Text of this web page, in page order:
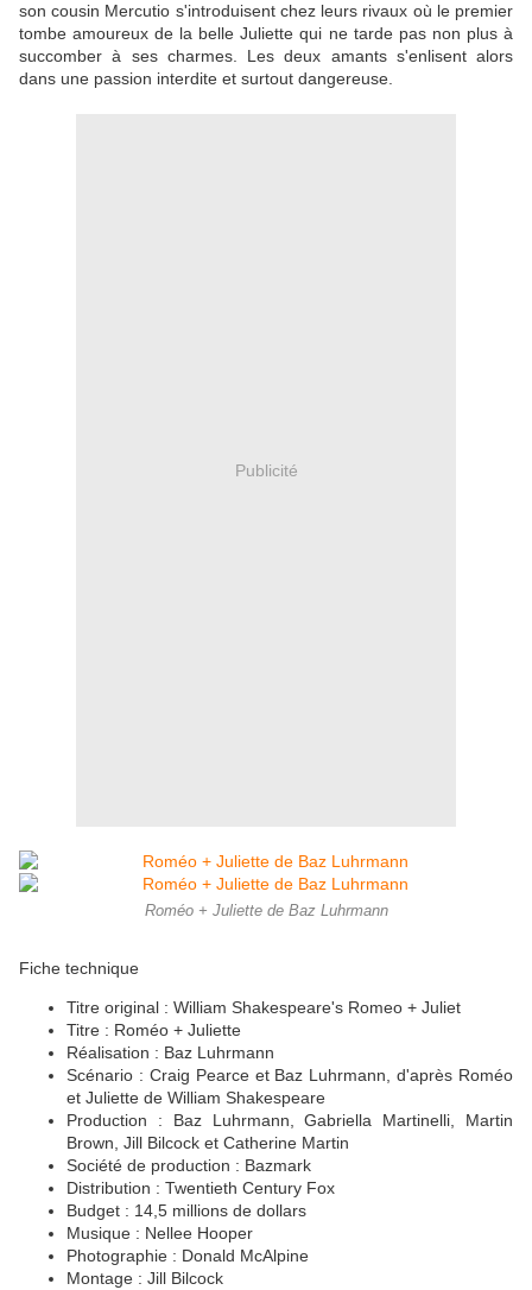
son cousin Mercutio s'introduisent chez leurs rivaux où le premier
tombe amoureux de la belle Juliette qui ne tarde pas non plus à
succomber à ses charmes. Les deux amants s'enlisent alors
dans une passion interdite et surtout dangereuse.
Publicité
Roméo + Juliette de Baz Luhrmann
Fiche technique
Titre original : William Shakespeare's Romeo + Juliet
Titre : Roméo + Juliette
Réalisation : Baz Luhrmann
Scénario : Craig Pearce et Baz Luhrmann, d'après Roméo
et Juliette de William Shakespeare
Production : Baz Luhrmann, Gabriella Martinelli, Martin
Brown, Jill Bilcock et Catherine Martin
Société de production : Bazmark
Distribution : Twentieth Century Fox
Budget : 14,5 millions de dollars
Musique : Nellee Hooper
Photographie : Donald McAlpine
Montage : Jill Bilcock